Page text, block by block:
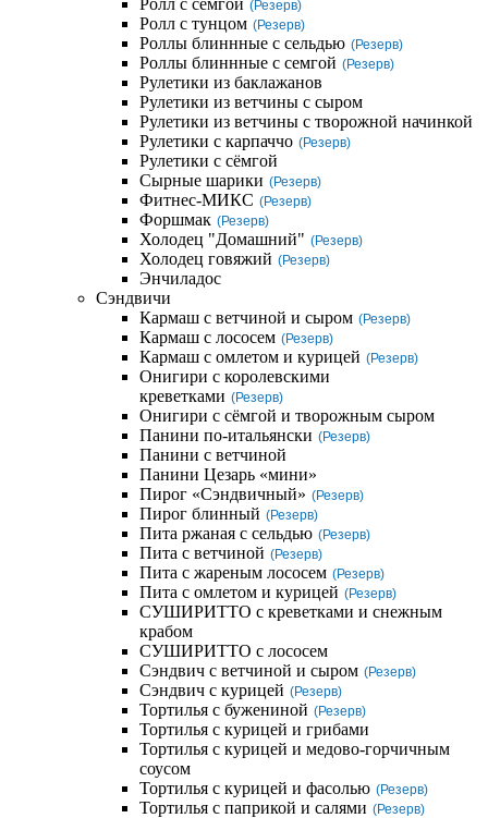
Ролл с семгой (Резерв)
Ролл с тунцом (Резерв)
Роллы блиннные с сельдью (Резерв)
Роллы блиннные с семгой (Резерв)
Рулетики из баклажанов
Рулетики из ветчины с сыром
Рулетики из ветчины с творожной начинкой
Рулетики с карпаччо (Резерв)
Рулетики с сёмгой
Сырные шарики (Резерв)
Фитнес-МИКС (Резерв)
Форшмак (Резерв)
Холодец "Домашний" (Резерв)
Холодец говяжий (Резерв)
Энчиладос
Сэндвичи
Кармаш с ветчиной и сыром (Резерв)
Кармаш с лососем (Резерв)
Кармаш с омлетом и курицей (Резерв)
Онигири с королевскими
креветками (Резерв)
Онигири с сёмгой и творожным сыром
Панини по-итальянски (Резерв)
Панини с ветчиной
Панини Цезарь «мини»
Пирог «Сэндвичный» (Резерв)
Пирог блинный (Резерв)
Пита ржаная с сельдью (Резерв)
Пита с ветчиной (Резерв)
Пита с жареным лососем (Резерв)
Пита с омлетом и курицей (Резерв)
СУШИРИТТО с креветками и снежным
крабом
СУШИРИТТО с лососем
Сэндвич с ветчиной и сыром (Резерв)
Сэндвич с курицей (Резерв)
Тортилья с бужениной (Резерв)
Тортилья с курицей и грибами
Тортилья с курицей и медово-горчичным
соусом
Тортилья с курицей и фасолью (Резерв)
Тортилья с паприкой и салями (Резерв)